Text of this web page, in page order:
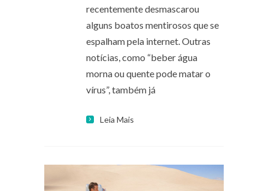
recentemente desmascarou
alguns boatos mentirosos que se
espalham pela internet. Outras
notícias, como “beber água
morna ou quente pode matar o
vírus”, também já
Leia Mais